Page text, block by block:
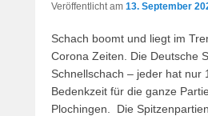
Veröffentlicht am 13. September
Schach boomt und liegt im
Corona Zeiten. Die Deutsche
Schnellschach – jeder hat nur
Bedenkzeit für die ganze
Plochingen. Die